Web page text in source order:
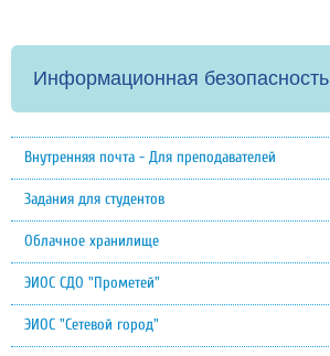
Информационная безопасность
Внутренняя почта - Для преподавателей
Задания для студентов
Облачное хранилище
ЭИОС СДО "Прометей"
ЭИОС "Сетевой город"